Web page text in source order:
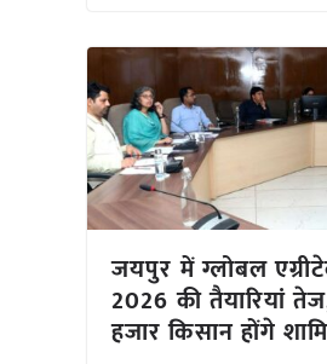
जयपुर में ग्लोबल
2026 की तैयारियां
हजार किसान होंगे